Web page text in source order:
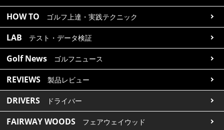
HOW TO ゴルフ上達・実践テクニック
LAB テスト・データ検証
Golf News ゴルフニュース
REVIEWS 製品レビュー
DRIVERS ドライバー
FAIRWAY WOODS フェアウェイウッド